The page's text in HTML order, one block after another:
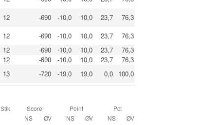
12 -690 -10,0 10,0 23,7
76,3
12 -690 -10,0 10,0 23,7
76,3
12 -690 -10,0 10,0 23,7
76,3
12 -690 -10,0 10,0 23,7
76,3
13 -720 -19,0 19,0 0,0 100,0
Stik
Score
NS
ØV
Point
NS
ØV
Pct
NS
ØV